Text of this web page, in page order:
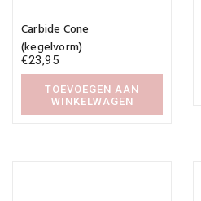
Carbide Cone
(kegelvorm)
€23,95
TOEVOEGEN AAN
WINKELWAGEN